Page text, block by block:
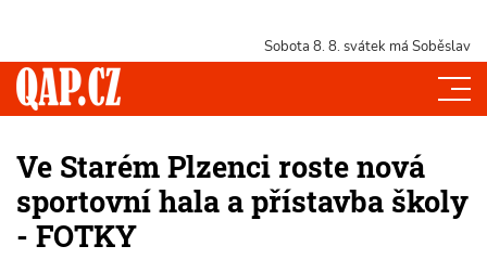
Sobota 8. 8. svátek má Soběslav
Ve Starém Plzenci roste nová
sportovní hala a přístavba školy
- FOTKY